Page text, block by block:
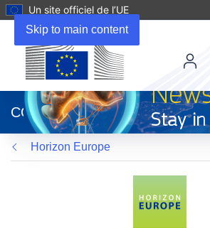
Skip to main content
Un site officiel de l’UE
dans
une
nouvelle
fenêtre)
CORDIS
Horizon Europe